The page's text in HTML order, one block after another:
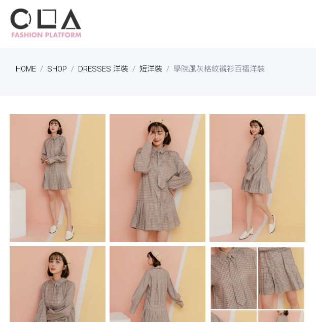
HOME SHOP DRESSES 洋裝 短洋裝 學院風灰格紋襯衫百褶洋裝